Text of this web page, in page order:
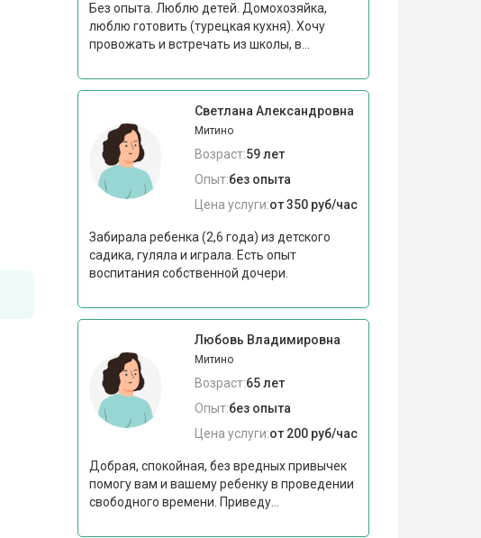
Без опыта. Люблю детей. Домохозяйка,
люблю готовить (турецкая кухня). Хочу
провожать и встречать из школы, в...
Светлана Александровна
Митино
Возраст:59 лет
Опыт:без опыта
Цена услуги:от 350 руб/час
Забирала ребенка (2,6 года) из детского
садика, гуляла и играла. Есть опыт
воспитания собственной дочери.
Любовь Владимировна
Митино
Возраст:65 лет
Опыт:без опыта
Цена услуги:от 200 руб/час
Добрая, спокойная, без вредных привычек
помогу вам и вашему ребенку в проведении
свободного времени. Приведу...